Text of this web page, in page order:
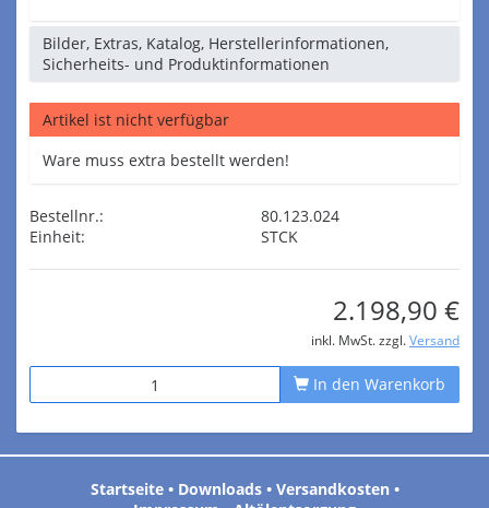
Bilder, Extras, Katalog, Herstellerinformationen,
Sicherheits- und Produktinformationen
Artikel ist nicht verfügbar
Ware muss extra bestellt werden!
Bestellnr.:
80.123.024
Einheit:
STCK
2.198,90 €
inkl. MwSt. zzgl. Versand
In den Warenkorb
Startseite• Downloads• Versandkosten•